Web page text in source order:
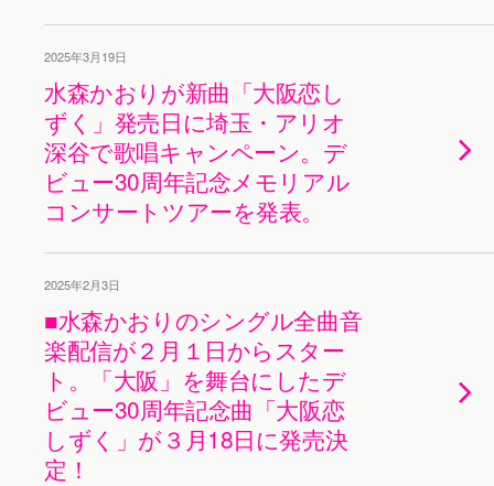
2025年3月19日
水森かおりが新曲「大阪恋し
ずく」発売日に埼玉・アリオ
深谷で歌唱キャンペーン。デ
ビュー30周年記念メモリアル
コンサートツアーを発表。
2025年2月3日
■水森かおりのシングル全曲音
楽配信が２月１日からスター
ト。「大阪」を舞台にしたデ
ビュー30周年記念曲「大阪恋
しずく」が３月18日に発売決
定！